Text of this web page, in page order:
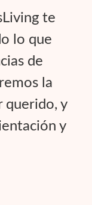
te
lo que
de
la
querido, y
y